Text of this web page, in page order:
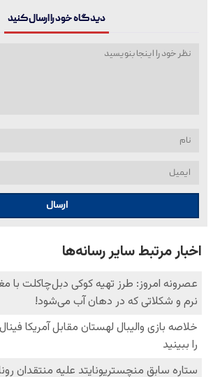
دیدگاه خود را ارسال کنید
ارسال